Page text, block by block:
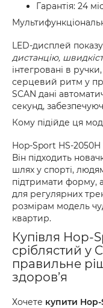
Гарантія: 24
LED-дисплей
дистанцію,
інтегровані в
серцевий ритм у
SCAN дані
секунд,
Кому підійде ця
Hop-Sport HS-
Він підходить
шлях у спорті,
підтримати форму,
для регулярних
розмірам модель
квартир.
Купівля Hop-
сріблястий у
правильне
здоров’я
Хочете купити